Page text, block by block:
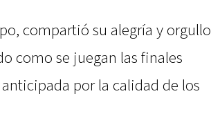
compartió su alegría y orgullo
como se juegan las finales
por la calidad de los